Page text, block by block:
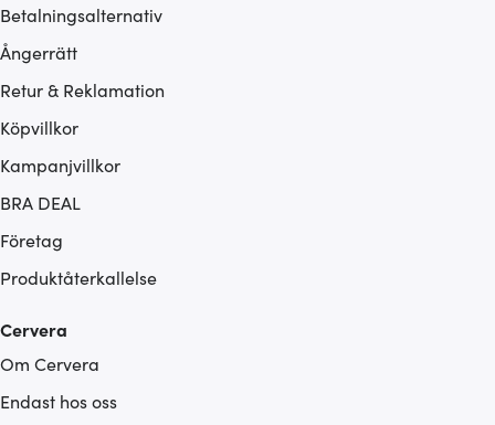
Betalningsalternativ
Ångerrätt
Retur & Reklamation
Köpvillkor
Kampanjvillkor
BRA DEAL
Företag
Produktåterkallelse
Cervera
Om Cervera
Endast hos oss